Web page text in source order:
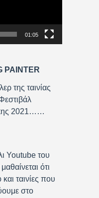
01:05
PAINTER
της ταινίας
2021……
Youtube του
ότι
ταινίες που
στο